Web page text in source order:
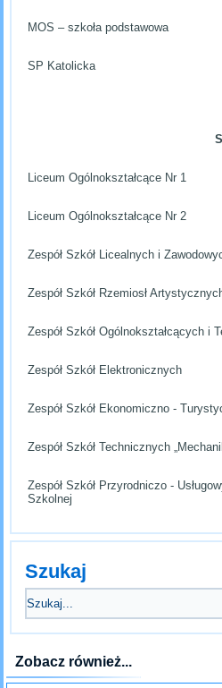
MOS – szkoła podstawowa
SP Katolicka
Liceum Ogólnokształcące Nr 1
Liceum Ogólnokształcące Nr 2
Zespół Szkół Licealnych i
Zespół Szkół Rzemiosł
Zespół Szkół Ogólnokształcących i
Zespół Szkół Elektronicznych
Zespół Szkół Ekonomiczno -
Zespół Szkół Technicznych
Zespół Szkół Przyrodniczo -
Szkolnej
Szukaj
Zobacz również...